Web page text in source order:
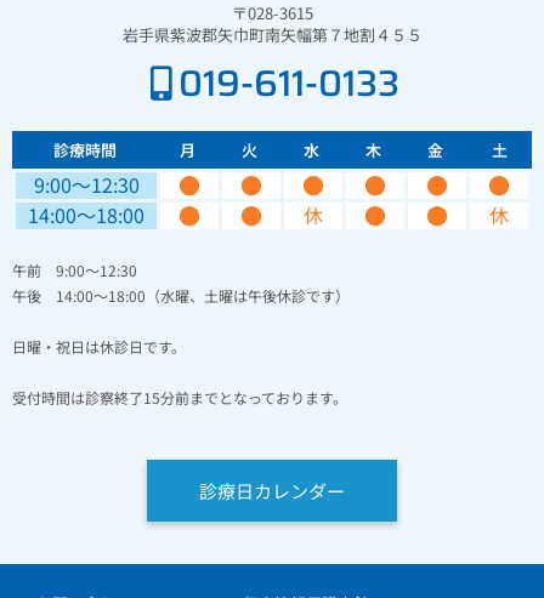
〒028-3615
岩手県紫波郡矢巾町南矢幅第７地割４５５
019-611-0133
診療時間 月 火 水 木 金 土
9:00〜12:30 ● ● ● ● ● ●
14:00〜18:00 ● ● 休 ● ● 休
午前 9:00～12:30
午後 14:00～18:00（水曜、土曜は午後休診です）
日曜・祝日は休診日です。
受付時間は診察終了15分前までとなっております。
診療日カレンダー